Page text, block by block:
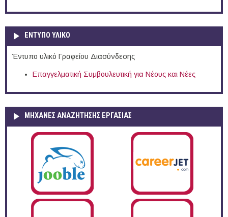
ΕΝΤΥΠΟ ΥΛΙΚΟ
Έντυπο υλικό Γραφείου Διασύνδεσης
Επαγγελματική Συμβουλευτική για Νέους και Νέες
ΜΗΧΑΝΕΣ ΑΝΑΖΗΤΗΣΗΣ ΕΡΓΑΣΙΑΣ